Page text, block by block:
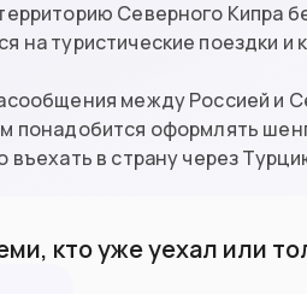
Северного Кипра
на туристические поездки и
между Россией и
понадобится оформлять
в страну через
кто уже уехал или